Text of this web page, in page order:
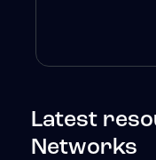
Latest
Networks